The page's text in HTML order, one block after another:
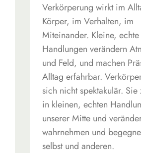
Verkörperung wirkt im
Körper, im Verhalten, im
Miteinander. Kleine, echte
Handlungen verändern
und Feld, und machen
Alltag erfahrbar.
sich nicht spektakulär. Sie
in kleinen, echten
unserer Mitte und
wahrnehmen und
selbst und anderen.